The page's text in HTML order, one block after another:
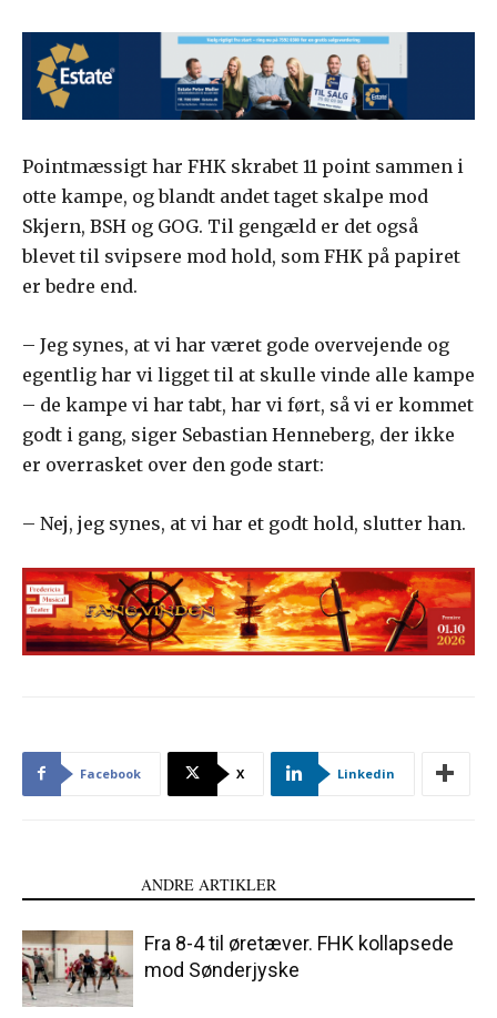
Pointmæssigt har FHK skrabet 11 point sammen i
otte kampe, og blandt andet taget skalpe mod
Skjern, BSH og GOG. Til gengæld er det også
blevet til svipsere mod hold, som FHK på papiret
er bedre end.
– Jeg synes, at vi har været gode overvejende og
egentlig har vi ligget til at skulle vinde alle kampe
– de kampe vi har tabt, har vi ført, så vi er kommet
godt i gang, siger Sebastian Henneberg, der ikke
er overrasket over den gode start:
– Nej, jeg synes, at vi har et godt hold, slutter han.
Facebook X Linkedin
ANDRE ARTIKLER
Fra 8-4 til øretæver. FHK kollapsede
mod Sønderjyske